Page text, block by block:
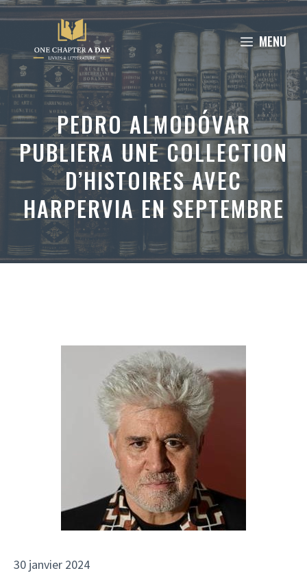
Aller
contenu
MENU
PEDRO ALMODÓVAR
PUBLIERA UNE COLLECTION
D’HISTOIRES AVEC
HARPERVIA EN SEPTEMBRE
30 janvier 2024